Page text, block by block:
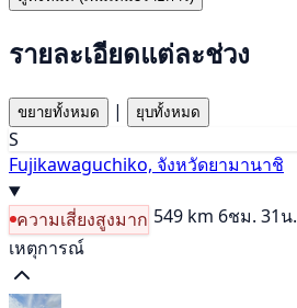
รายละเอียดแต่ละช่วง
ขยายทั้งหมด | ยุบทั้งหมด
S
Fujikawaguchiko, จังหวัดยามานาชิ
ความเสี่ยงสูงมาก 549 km 6ชม. 31น.
เหตุการณ์